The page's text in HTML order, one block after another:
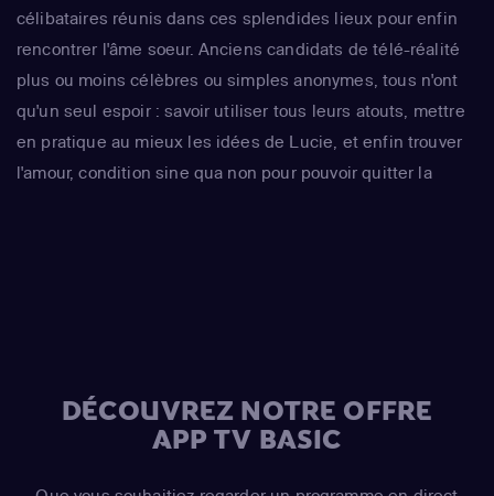
célibataires réunis dans ces splendides lieux pour enfin
rencontrer l'âme soeur. Anciens candidats de télé-réalité
plus ou moins célèbres ou simples anonymes, tous n'ont
qu'un seul espoir : savoir utiliser tous leurs atouts, mettre
en pratique au mieux les idées de Lucie, et enfin trouver
l'amour, condition sine qua non pour pouvoir quitter la
DÉCOUVREZ NOTRE OFFRE
APP TV BASIC